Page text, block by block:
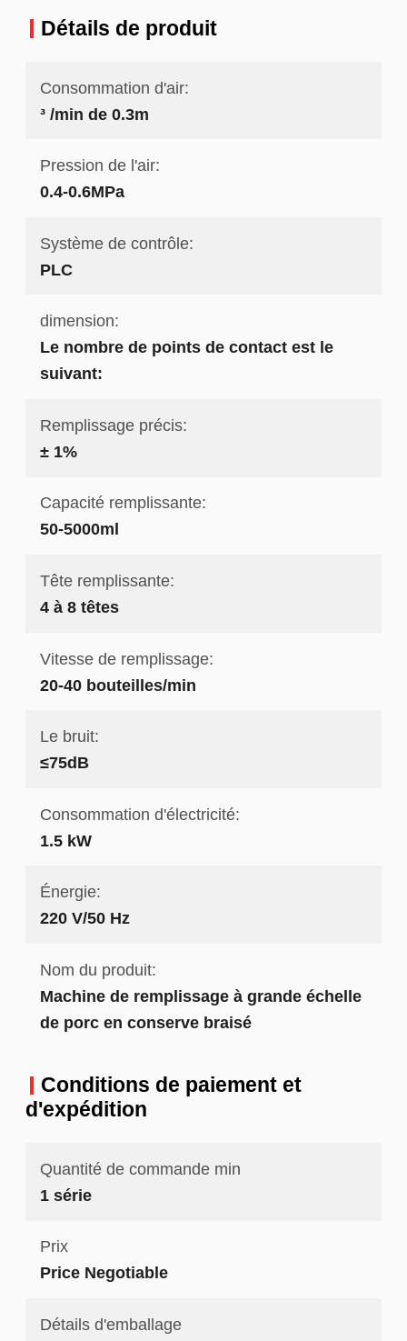
Détails de produit
Consommation d'air:
³ /min de 0.3m
Pression de l'air:
0.4-0.6MPa
Système de contrôle:
PLC
dimension:
Le nombre de points de contact est le
suivant:
Remplissage précis:
± 1%
Capacité remplissante:
50-5000ml
Tête remplissante:
4 à 8 têtes
Vitesse de remplissage:
20-40 bouteilles/min
Le bruit:
≤75dB
Consommation d'électricité:
1.5 kW
Énergie:
220 V/50 Hz
Nom du produit:
Machine de remplissage à grande échelle
de porc en conserve braisé
Conditions de paiement et
d'expédition
Quantité de commande min
1 série
Prix
Price Negotiable
Détails d'emballage